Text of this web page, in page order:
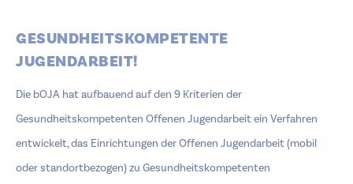
GESUNDHEITSKOMPETENTE
JUGENDARBEIT!
Die bOJA hat aufbauend auf den 9 Kriterien der
Gesundheitskompetenten Offenen Jugendarbeit ein Verfahren
entwickelt, das Einrichtungen der Offenen Jugendarbeit (mobil
oder standortbezogen) zu Gesundheitskompetenten